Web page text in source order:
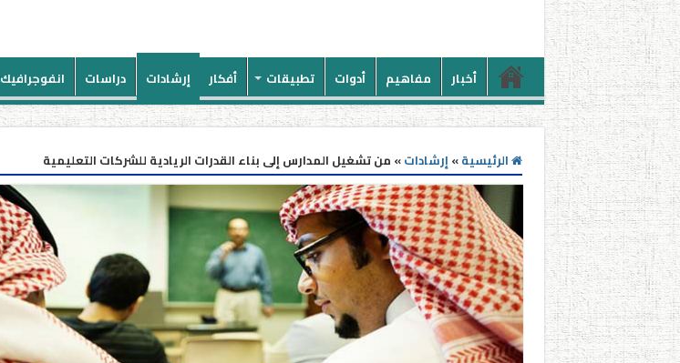
أخبار مفاهيم أدوات تطبيقات أفكار إرشادات دراسات انفوجرافيك
الرئيسية» إرشادات» من تشغيل المدارس إلى بناء القدرات الريادية للشركات التعليمية